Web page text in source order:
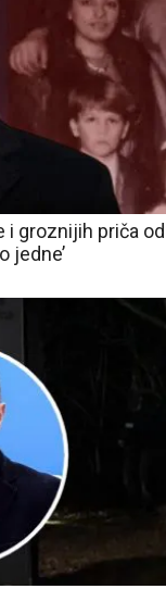
i groznijih priča
jedne’